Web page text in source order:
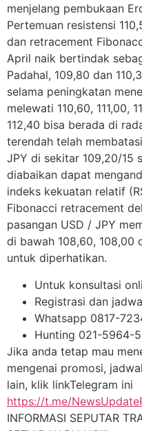
menjelang pembukaan
Pertemuan resistensi
dan retracement
April naik bertindak
Padahal, 109,80 dan
selama peningkatan
melewati 110,60, 111,00,
112,40 bisa berada di
terendah telah
JPY di sekitar 109,20/15
diabaikan dapat
indeks kekuatan relatif
Fibonacci retracement
pasangan USD / JPY
di bawah 108,60, 108,00
untuk diperhatikan.
Untuk konsultasi
Registrasi dan
Whatsapp 0817-
Hunting 021-5964-
Jika anda tetap mau
mengenai promosi,
lain, klik linkTelegram ini
https://t.me/
INFORMASI SEPUTAR